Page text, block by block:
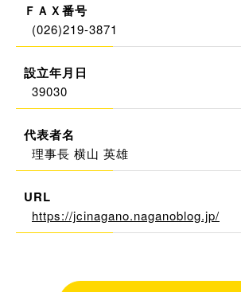
ＦＡＸ番号
(026)219-3871
設立年月日
39030
代表者名
理事長 横山 英雄
URL
https://jcinagano.naganoblog.jp/